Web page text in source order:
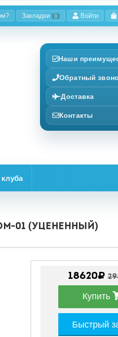
Закладки 0 Войти
Наши
Обратный
Доставка
Контакты
01 (уцененный)
18620₽
Купить
Быстрый